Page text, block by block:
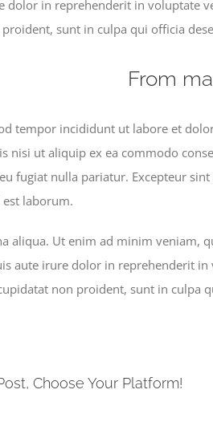
dolor in reprehenderit in voluptate
sunt in culpa qui officia
From
tempor incididunt ut labore et
nisi ut aliquip ex ea commodo
fugiat nulla pariatur. Excepteur
laborum.
aliqua. Ut enim ad minim veniam,
aute irure dolor in reprehenderit
non proident, sunt in culpa
Choose Your Platform!